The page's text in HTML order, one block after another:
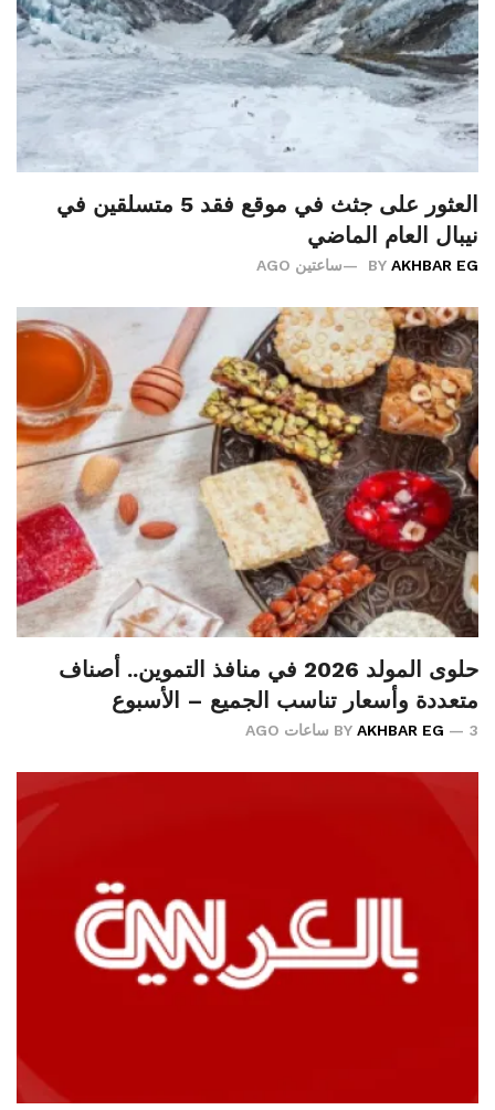
العثور على جثث في موقع فقد 5 متسلقين في
نيبال العام الماضي
BY AKHBAR EG ساعتين AGO
حلوى المولد 2026 في منافذ التموين.. أصناف
متعددة وأسعار تناسب الجميع – الأسبوع
BY AKHBAR EG 3 ساعات AGO